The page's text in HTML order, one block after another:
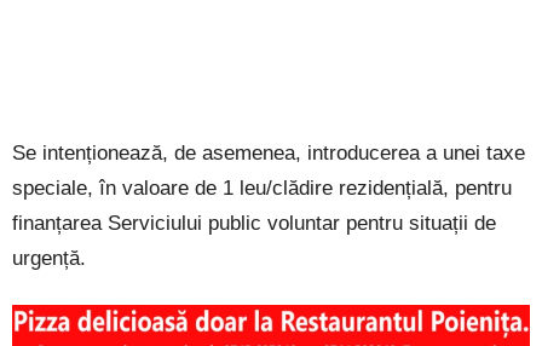
Se intenționează, de asemenea, introducerea a unei taxe
speciale, în valoare de 1 leu/clădire rezidențială, pentru
finanțarea Serviciului public voluntar pentru situații de
urgență.